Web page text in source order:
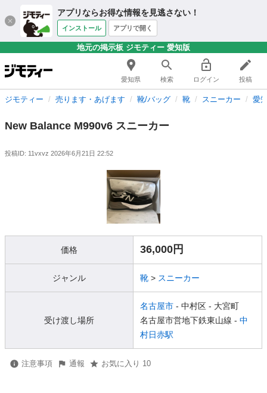
アプリならお得な情報を見逃さない！
インストール アプリで開く
地元の掲示板 ジモティー 愛知版
愛知県 検索 ログイン 投稿
ジモティー 売ります・あげます 靴/バッグ 靴 スニーカー 愛
New Balance M990v6 スニーカー
投稿ID: 11vxvz 2026年6月21日 22:52
価格 36,000円
ジャンル 靴 > スニーカー
受け渡し場所
名古屋市 - 中村区 - 大宮町
名古屋市営地下鉄東山線 - 中
村日赤駅
注意事項 通報 お気に入り 10